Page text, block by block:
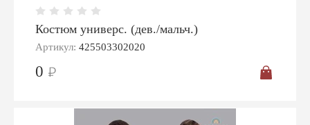
Костюм универс. (дев./мальч.)
Артикул: 425503302020
0